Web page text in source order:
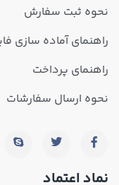
نحوه ثبت سفارش
راهنمای آماده سازی
راهنمای پرداخت
نحوه ارسال سفارشات
نماد اعتماد